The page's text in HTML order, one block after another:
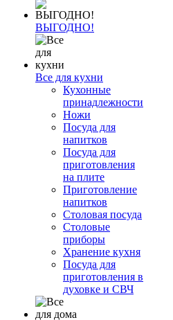
ВЫГОДНО!
Все для кухни
Кухонные
принадлежности
Ножи
Посуда для
напитков
Посуда для
приготовления
на плите
Приготовление
напитков
Столовая посуда
Столовые
приборы
Хранение кухня
Посуда для
приготовления в
духовке и СВЧ